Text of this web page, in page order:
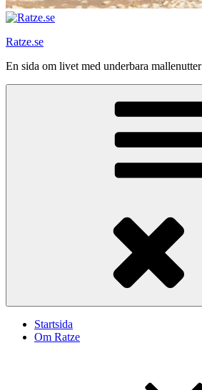
Ratze.se
En sida om livet med underbara mallenutter
Startsida
Om Ratze